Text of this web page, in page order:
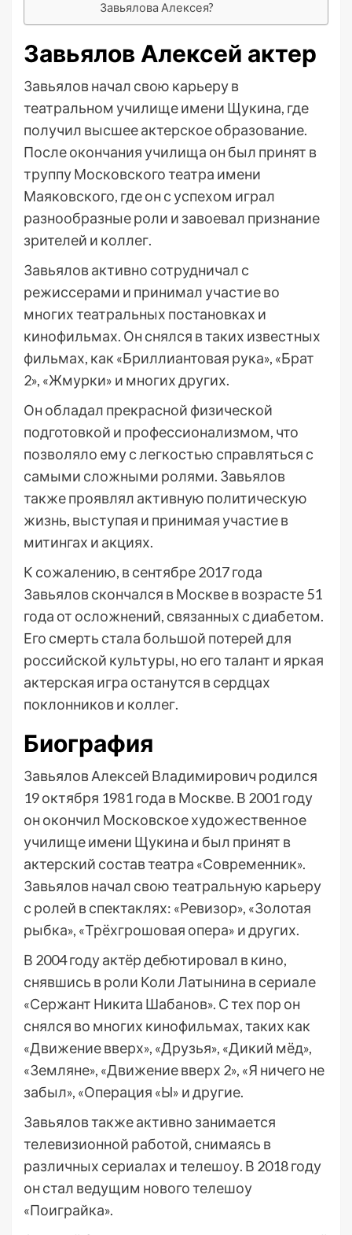
Завьялова Алексея?
Завьялов Алексей актер
Завьялов начал свою карьеру в
театральном училище имени Щукина, где
получил высшее актерское образование.
После окончания училища он был принят в
труппу Московского театра имени
Маяковского, где он с успехом играл
разнообразные роли и завоевал признание
зрителей и коллег.
Завьялов активно сотрудничал с
режиссерами и принимал участие во
многих театральных постановках и
кинофильмах. Он снялся в таких известных
фильмах, как «Бриллиантовая рука», «Брат
2», «Жмурки» и многих других.
Он обладал прекрасной физической
подготовкой и профессионализмом, что
позволяло ему с легкостью справляться с
самыми сложными ролями. Завьялов
также проявлял активную политическую
жизнь, выступая и принимая участие в
митингах и акциях.
К сожалению, в сентябре 2017 года
Завьялов скончался в Москве в возрасте 51
года от осложнений, связанных с диабетом.
Его смерть стала большой потерей для
российской культуры, но его талант и яркая
актерская игра останутся в сердцах
поклонников и коллег.
Биография
Завьялов Алексей Владимирович родился
19 октября 1981 года в Москве. В 2001 году
он окончил Московское художественное
училище имени Щукина и был принят в
актерский состав театра «Современник».
Завьялов начал свою театральную карьеру
с ролей в спектаклях: «Ревизор», «Золотая
рыбка», «Трёхгрошовая опера» и других.
В 2004 году актёр дебютировал в кино,
снявшись в роли Коли Латынина в сериале
«Сержант Никита Шабанов». С тех пор он
снялся во многих кинофильмах, таких как
«Движение вверх», «Друзья», «Дикий мёд»,
«Земляне», «Движение вверх 2», «Я ничего не
забыл», «Операция «Ы» и другие.
Завьялов также активно занимается
телевизионной работой, снимаясь в
различных сериалах и телешоу. В 2018 году
он стал ведущим нового телешоу
«Поиграйка».